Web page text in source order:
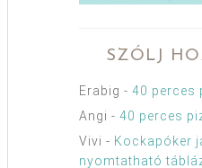
SZÓLJ
Erabig - 40 perces
Angi - 40 perces
Vivi - Kockapóker
nyomtatható